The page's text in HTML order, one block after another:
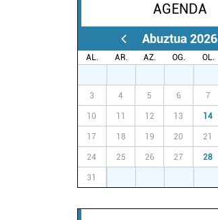
AGENDA
Abuztua 2026
AL. AR. AZ. OG. OL.
3 4 5 6 7
10 11 12 13 14
17 18 19 20 21
24 25 26 27 28
31